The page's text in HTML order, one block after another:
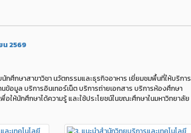
น 2569
ศึกษาสาขาวิชา นวัตกรรมและธุรกิจอาหาร เยี่ยมชมพื้นที่ให้บริการ
อมูล บริการอินเทอร์เน็ต บริการถ่ายเอกสาร บริการห้องศึกษา
ให้นักศึกษาได้ความรู้ และใช้ประโยชน์ในขณะศึกษาในมหาวิทยาลัย